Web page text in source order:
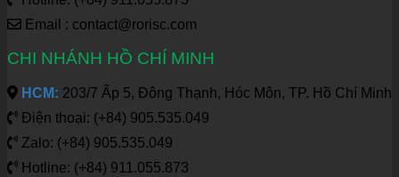
Email : contact@rorisc.com
CHI NHÁNH HỒ CHÍ MINH
HCM: 203/7 Ấp 5, Đông Thạnh, Hóc Môn, TP. Hồ Chí Minh
Điện thoại: (+84) 905.535.049
Zalo: (+84) 905.535.049
Hotline: (+84) 911.055.873